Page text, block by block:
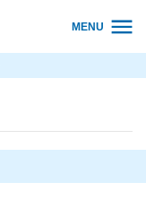
MENU